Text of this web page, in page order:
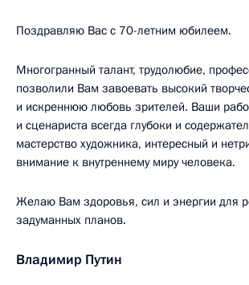
Поздравляю Вас с 70-летним юбилеем.
Многогранный талант, трудолюбие,
позволили Вам завоевать высокий
и искреннюю любовь зрителей. Ваши
и сценариста всегда глубоки и
мастерство художника, интересный и
внимание к внутреннему миру человека.
Желаю Вам здоровья, сил и энергии для
задуманных планов.
Владимир Путин